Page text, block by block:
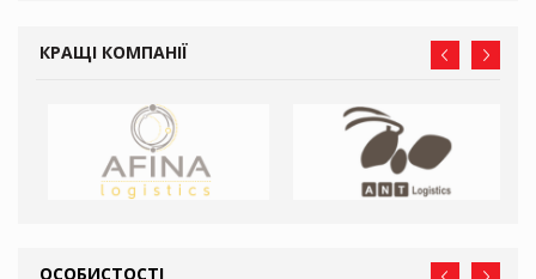
КРАЩІ КОМПАНІЇ
ОСОБИСТОСТІ